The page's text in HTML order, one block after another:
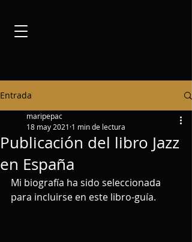
Entrada
Publicación del libro Jazz
en España
maripepac
18 may 2021 1 min de lectura
Mi biografía ha sido seleccionada
para incluirse en este libro-guía.